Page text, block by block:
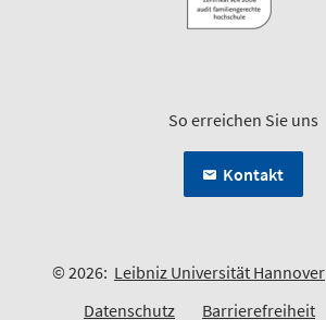
So erreichen Sie uns
Kontakt
© 2026: Leibniz Universität Hannover
Datenschutz
Barrierefreiheit